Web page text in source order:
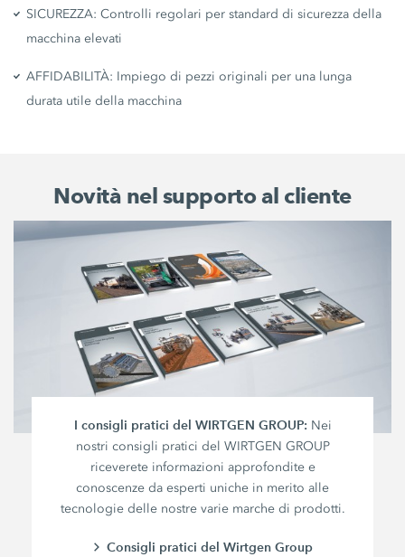
SICUREZZA: Controlli regolari per standard di sicurezza della
macchina elevati
AFFIDABILITÀ: Impiego di pezzi originali per una lunga
durata utile della macchina
Novità nel supporto al cliente
I consigli pratici del WIRTGEN GROUP: Nei
nostri consigli pratici del WIRTGEN GROUP
riceverete informazioni approfondite e
conoscenze da esperti uniche in merito alle
tecnologie delle nostre varie marche di prodotti.
Consigli pratici del Wirtgen Group